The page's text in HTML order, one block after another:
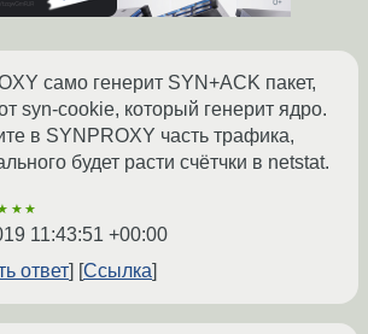
само генерит SYN+ACK пакет,
syn-cookie, который генерит ядро.
в SYNPROXY часть трафика,
будет расти счётчки в netstat.
11:43:51 +00:00
ответ
Ссылка